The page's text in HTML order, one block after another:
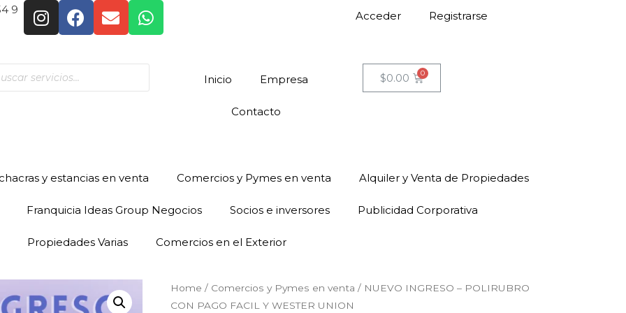
9 Acceder Registrarse
Inicio Empresa
Contacto
$0.00
y estancias en venta Comercios y Pymes en venta Alquiler y Venta de Propiedades
Franquicia Ideas Group Negocios Socios e inversores Publicidad Corporativa
Propiedades Varias Comercios en el Exterior
Home / Comercios y Pymes en venta / NUEVO INGRESO – POLIRUBRO
CON PAGO FACIL Y WESTER UNION